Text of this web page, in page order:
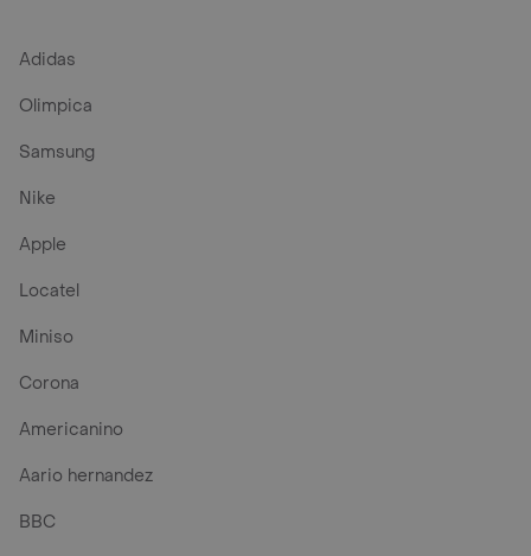
Adidas
Olimpica
Samsung
Nike
Apple
Locatel
Miniso
Corona
Americanino
Aario hernandez
BBC